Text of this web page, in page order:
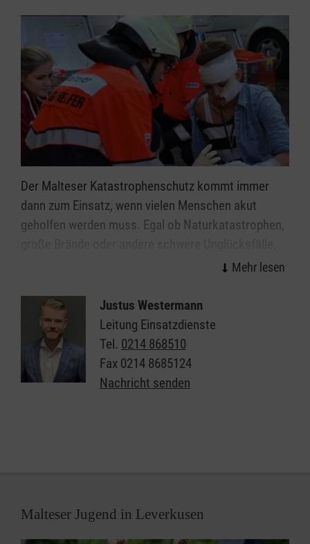
Der Malteser Katastrophenschutz kommt immer
dann zum Einsatz, wenn vielen Menschen akut
geholfen werden muss. Egal ob Naturkatastrophen,
die ehrenamtlichen Einsatzkräfte helfen bei allen
Rettungsdienst nicht ausreichen.
Organisiert in einzelnen Einsatzgruppen sind unsere
Helferinnen und Helfer Spezialisten in den Bereichen
Sanitätsdienst, Technik, Betreuung und
Kommunikation/Führung. In all diesen Bereichen
sich
jeden zweiten Dienstag von 19-21 Uhr
Justus Westermann
Leitung Einsatzdienste
Tel. 0214 868510
Fax 0214 8685124
Nachricht senden
Malteser Jugend in Leverkusen